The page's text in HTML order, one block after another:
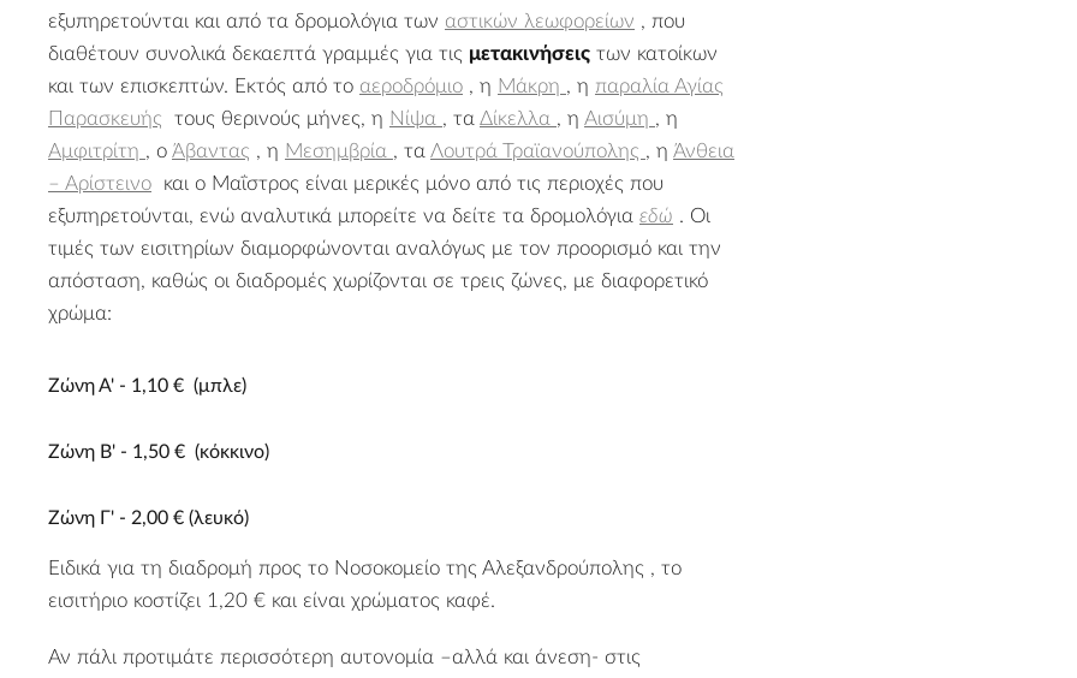
εξυπηρετούνται και από τα δρομολόγια των αστικών λεωφορείων , που
διαθέτουν συνολικά δεκαεπτά γραμμές για τις μετακινήσεις των κατοίκων
και των επισκεπτών. Εκτός από το αεροδρόμιο , η Μάκρη , η παραλία Αγίας
Παρασκευής τους θερινούς μήνες, η Νίψα , τα Δίκελλα , η Αισύμη , η
Αμφιτρίτη , ο Άβαντας , η Μεσημβρία , τα Λουτρά Τραϊανούπολης , η Άνθεια
– Αρίστεινο και ο Μαΐστρος είναι μερικές μόνο από τις περιοχές που
εξυπηρετούνται, ενώ αναλυτικά μπορείτε να δείτε τα δρομολόγια εδώ . Οι
τιμές των εισιτηρίων διαμορφώνονται αναλόγως με τον προορισμό και την
απόσταση, καθώς οι διαδρομές χωρίζονται σε τρεις ζώνες, με διαφορετικό
χρώμα:
Ζώνη Α' - 1,10 € (μπλε)
Ζώνη Β' - 1,50 € (κόκκινο)
Ζώνη Γ' - 2,00 € (λευκό)
Ειδικά για τη διαδρομή προς το Νοσοκομείο της Αλεξανδρούπολης , το
εισιτήριο κοστίζει 1,20 € και είναι χρώματος καφέ.
Αν πάλι προτιμάτε περισσότερη αυτονομία –αλλά και άνεση- στις